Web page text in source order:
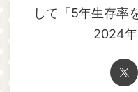
して「5年生存率
2024年